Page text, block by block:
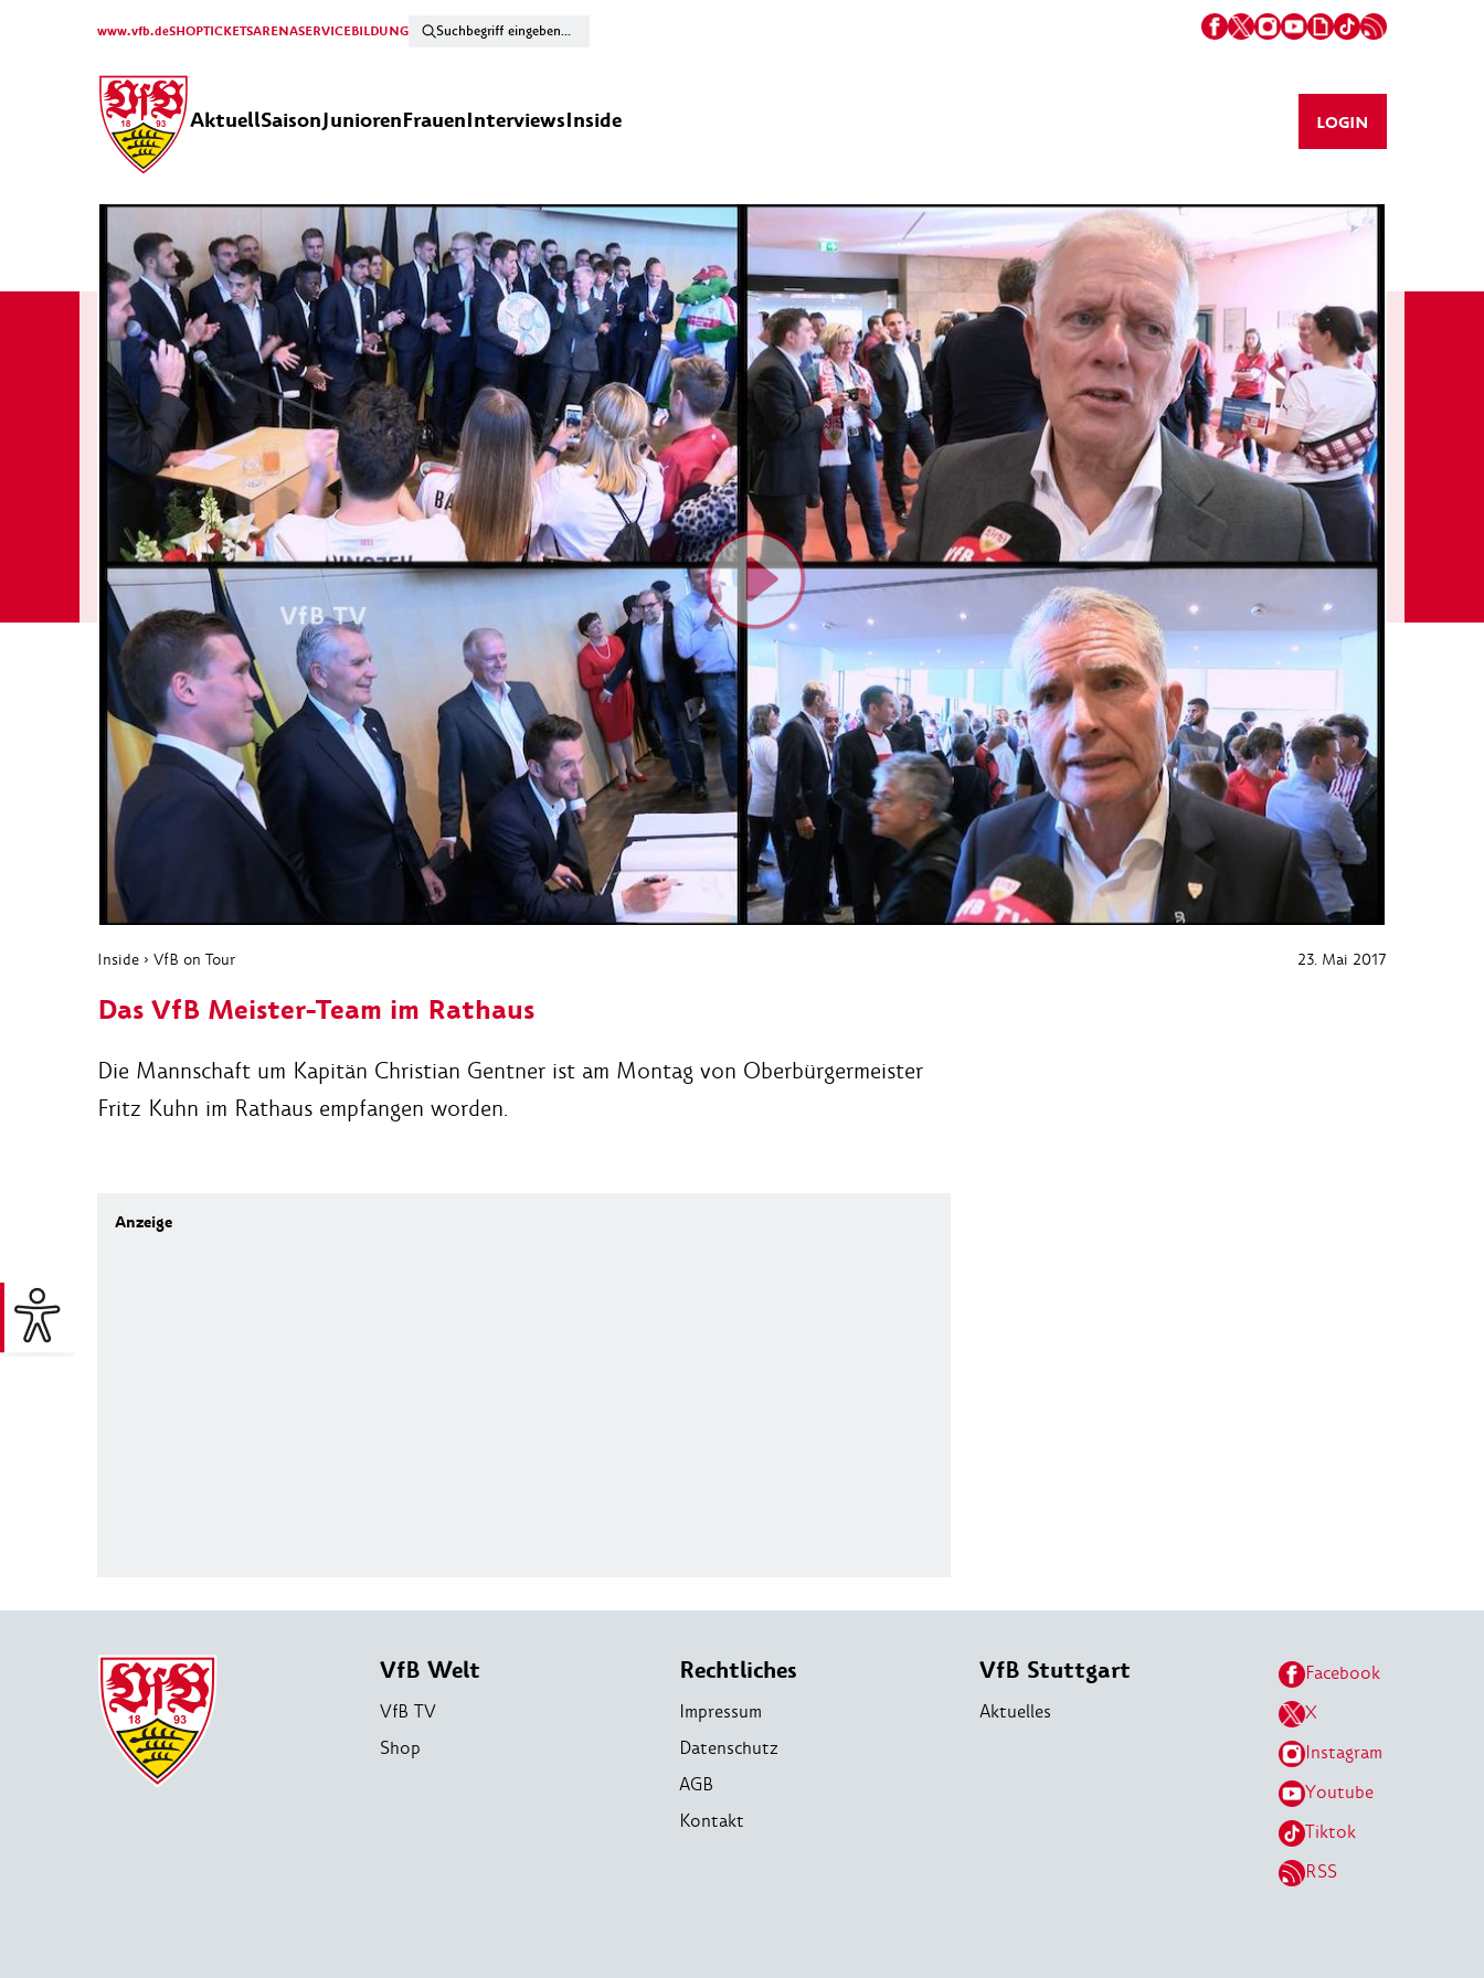
www.vfb.deSHOPTICKETSARENASERVICEBILDUNG
AktuellSaisonJuniorenFrauenInterviewsInside LOGIN
Inside › VfB on Tour 23. Mai 2017
Das VfB Meister-Team im Rathaus
Die Mannschaft um Kapitän Christian Gentner ist am Montag von Oberbürgermeister
Fritz Kuhn im Rathaus empfangen worden.
VfB Welt
VfB TV
Shop
Rechtliches
Impressum
Datenschutz
AGB
Kontakt
VfB Stuttgart
Aktuelles
Facebook
X
Instagram
Youtube
Tiktok
RSS